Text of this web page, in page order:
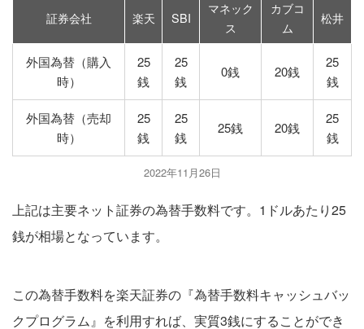
証券会社 楽天 SBI
マネック
ス
カブコ
ム
松井
外国為替（購入
時）
25
銭
25
銭
0銭 20銭
25
銭
外国為替（売却
時）
25
銭
25
銭
25銭 20銭
25
銭
2022年11月26日
上記は主要ネット証券の為替手数料です。1ドルあたり25
銭が相場となっています。
この為替手数料を楽天証券の『為替手数料キャッシュバッ
クプログラム』を利用すれば、実質3銭にすることができ